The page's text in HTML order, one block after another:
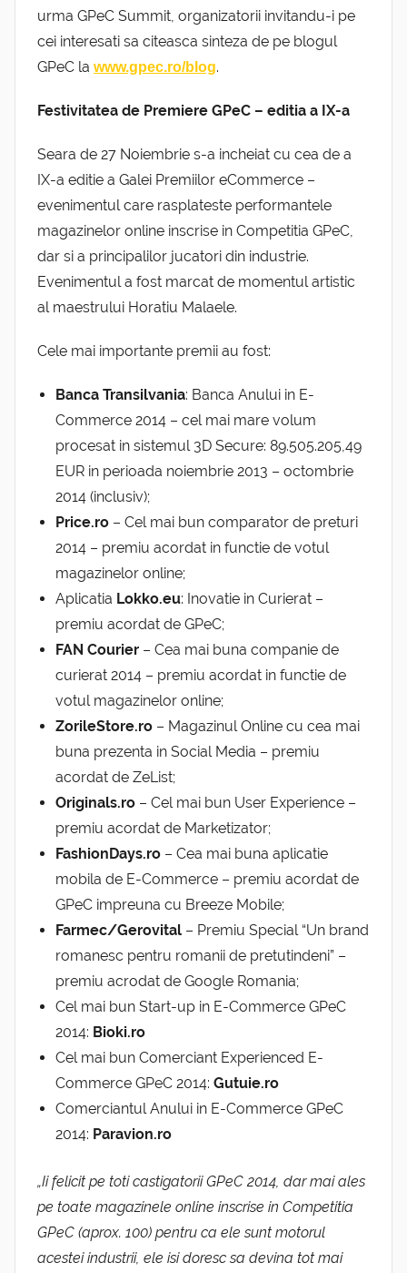
urma GPeC Summit, organizatorii invitandu-i pe
cei interesati sa citeasca sinteza de pe blogul
GPeC la www.gpec.ro/blog.
Festivitatea de Premiere GPeC – editia a IX-a
Seara de 27 Noiembrie s-a incheiat cu cea de a
IX-a editie a Galei Premiilor eCommerce –
evenimentul care rasplateste performantele
magazinelor online inscrise in Competitia GPeC,
dar si a principalilor jucatori din industrie.
Evenimentul a fost marcat de momentul artistic
al maestrului Horatiu Malaele.
Cele mai importante premii au fost:
Banca Transilvania: Banca Anului in E-
Commerce 2014 – cel mai mare volum
procesat in sistemul 3D Secure: 89.505.205,49
EUR in perioada noiembrie 2013 – octombrie
2014 (inclusiv);
Price.ro – Cel mai bun comparator de preturi
2014 – premiu acordat in functie de votul
magazinelor online;
Aplicatia Lokko.eu: Inovatie in Curierat –
premiu acordat de GPeC;
FAN Courier – Cea mai buna companie de
curierat 2014 – premiu acordat in functie de
votul magazinelor online;
ZorileStore.ro – Magazinul Online cu cea mai
buna prezenta in Social Media – premiu
acordat de ZeList;
Originals.ro – Cel mai bun User Experience –
premiu acordat de Marketizator;
FashionDays.ro – Cea mai buna aplicatie
mobila de E-Commerce – premiu acordat de
GPeC impreuna cu Breeze Mobile;
Farmec/Gerovital – Premiu Special “Un brand
romanesc pentru romanii de pretutindeni” –
premiu acrodat de Google Romania;
Cel mai bun Start-up in E-Commerce GPeC
2014: Bioki.ro
Cel mai bun Comerciant Experienced E-
Commerce GPeC 2014: Gutuie.ro
Comerciantul Anului in E-Commerce GPeC
2014: Paravion.ro
„Ii felicit pe toti castigatorii GPeC 2014, dar mai ales
pe toate magazinele online inscrise in Competitia
GPeC (aprox. 100) pentru ca ele sunt motorul
acestei industrii, ele isi doresc sa devina tot mai